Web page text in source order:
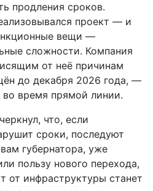
продления сроков.
проект — и
вещи —
сложности. Компания
от неё причинам
до декабря 2026 года, —
во время прямой линии.
что, если
сроки, последуют
губернатора, уже
пользу нового перехода,
от инфраструктуры станет